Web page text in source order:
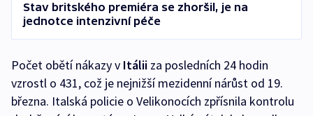
Stav britského premiéra se zhoršil, je na
jednotce intenzivní péče
Počet obětí nákazy v Itálii za posledních 24 hodin
vzrostl o 431, což je nejnižší mezidenní nárůst od 19.
března. Italská policie o Velikonocích zpřísnila kontrolu